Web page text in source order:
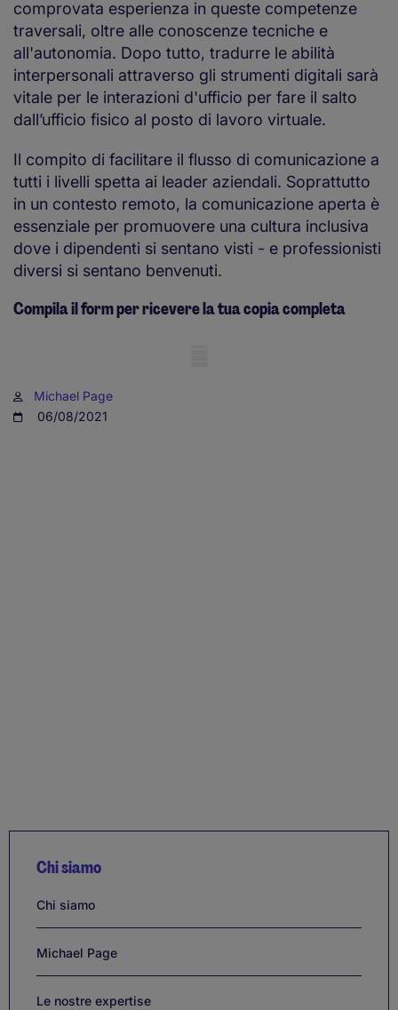
comprovata esperienza in queste competenze
traversali, oltre alle conoscenze tecniche e
all'autonomia. Dopo tutto, tradurre le abilità
interpersonali attraverso gli strumenti digitali sarà
vitale per le interazioni d'ufficio per fare il salto
dall’ufficio fisico al posto di lavoro virtuale.
Il compito di facilitare il flusso di comunicazione a
tutti i livelli spetta ai leader aziendali. Soprattutto
in un contesto remoto, la comunicazione aperta è
essenziale per promuovere una cultura inclusiva
dove i dipendenti si sentano visti - e professionisti
diversi si sentano benvenuti.
Compila il form per ricevere la tua copia completa
Michael Page
06/08/2021
Chi siamo
Links
Chi siamo
Michael Page
Le nostre expertise